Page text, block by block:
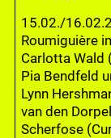
15.02./
Roumiguière
Carlotta Wald
Pia Bendfeld
Lynn
van den
Scherfose